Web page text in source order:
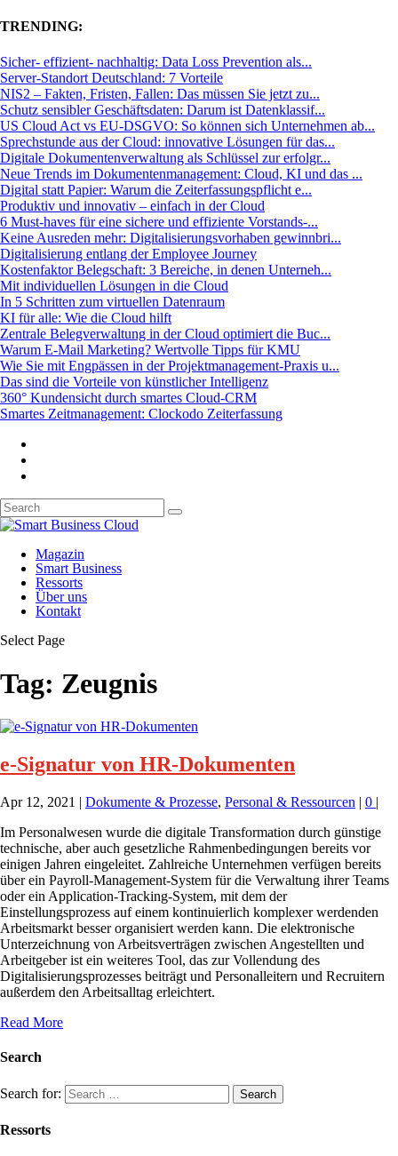
TRENDING:
Sicher- effizient- nachhaltig: Data Loss Prevention als...
Server-Standort Deutschland: 7 Vorteile
NIS2 – Fakten, Fristen, Fallen: Das müssen Sie jetzt zu...
Schutz sensibler Geschäftsdaten: Darum ist Datenklassif...
US Cloud Act vs EU-DSGVO: So können sich Unternehmen ab...
Sprechstunde aus der Cloud: innovative Lösungen für das...
Digitale Dokumentenverwaltung als Schlüssel zur erfolgr...
Neue Trends im Dokumentenmanagement: Cloud, KI und das ...
Digital statt Papier: Warum die Zeiterfassungspflicht e...
Produktiv und innovativ – einfach in der Cloud
6 Must-haves für eine sichere und effiziente Vorstands-...
Keine Ausreden mehr: Digitalisierungsvorhaben gewinnbri...
Digitalisierung entlang der Employee Journey
Kostenfaktor Belegschaft: 3 Bereiche, in denen Unterneh...
Mit individuellen Lösungen in die Cloud
In 5 Schritten zum virtuellen Datenraum
KI für alle: Wie die Cloud hilft
Zentrale Belegverwaltung in der Cloud optimiert die Buc...
Warum E-Mail Marketing? Wertvolle Tipps für KMU
Wie Sie mit Engpässen in der Projektmanagement-Praxis u...
Das sind die Vorteile von künstlicher Intelligenz
360° Kundensicht durch smartes Cloud-CRM
Smartes Zeitmanagement: Clockodo Zeiterfassung
Magazin
Smart Business
Ressorts
Über uns
Kontakt
Select Page
Tag: Zeugnis
e-Signatur von HR-Dokumenten
Apr 12, 2021 | Dokumente & Prozesse, Personal & Ressourcen | 0 |
Im Personalwesen wurde die digitale Transformation durch günstige
technische, aber auch gesetzliche Rahmenbedingungen bereits vor
einigen Jahren eingeleitet. Zahlreiche Unternehmen verfügen bereits
über ein Payroll-Management-System für die Verwaltung ihrer Teams
oder ein Application-Tracking-System, mit dem der
Einstellungsprozess auf einem kontinuierlich komplexer werdenden
Arbeitsmarkt besser organisiert werden kann. Die elektronische
Unterzeichnung von Arbeitsverträgen zwischen Angestellten und
Arbeitgeber ist ein weiteres Tool, das zur Vollendung des
Digitalisierungsprozesses beiträgt und Personalleitern und Recruitern
außerdem den Arbeitsalltag erleichtert.
Read More
Search
Search for:
Ressorts